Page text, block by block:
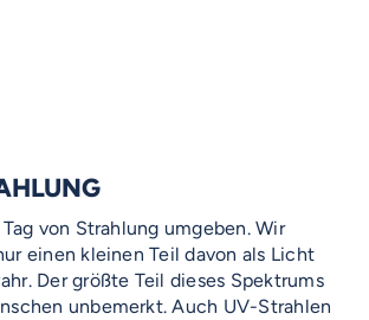
von Strahlung umgeben. Wir
einen kleinen Teil davon als Licht
Der größte Teil dieses Spektrums
unbemerkt. Auch UV-Strahlen